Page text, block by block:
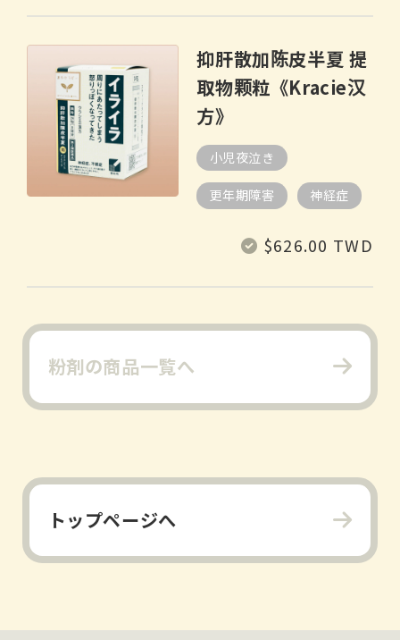
抑肝散加陈皮半夏 提
取物颗粒《Kracie汉
方》
小児夜泣き
更年期障害 神経症
常 $626.00 TWD
粉剤の商品一覧へ
トップページへ